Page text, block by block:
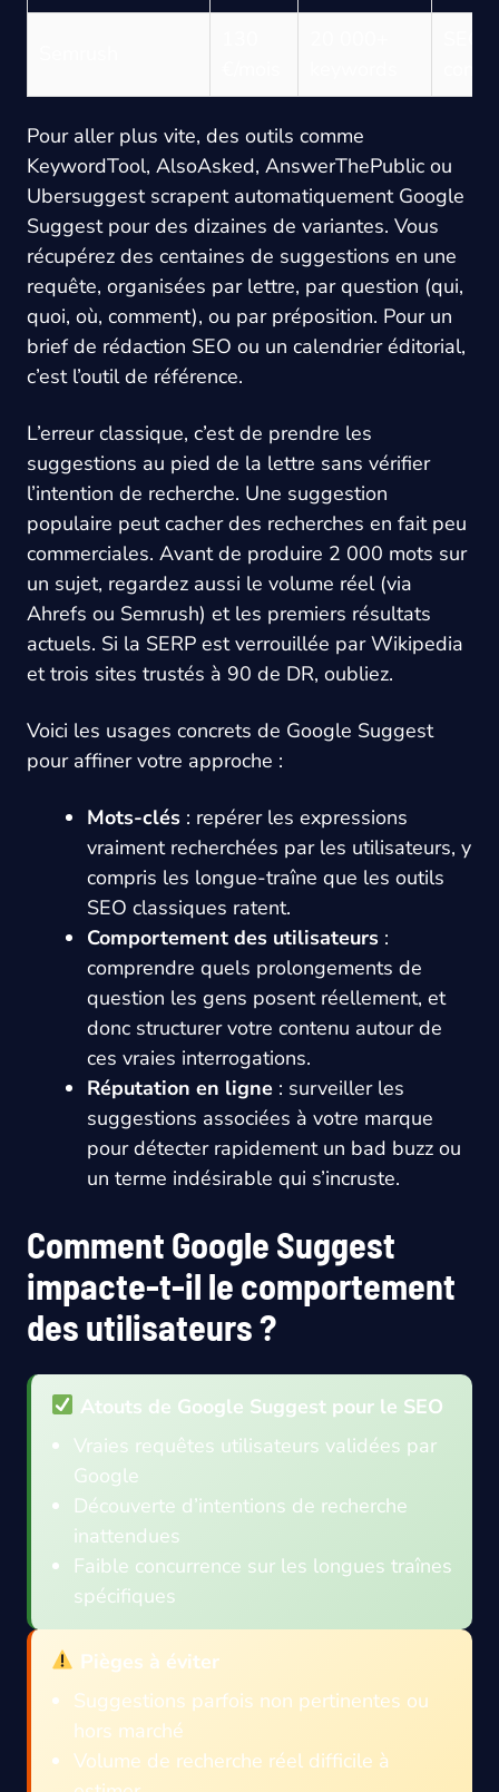
Pour aller plus vite, des outils comme
KeywordTool, AlsoAsked, AnswerThePublic ou
Ubersuggest scrapent automatiquement Google
Suggest pour des dizaines de variantes. Vous
récupérez des centaines de suggestions en une
requête, organisées par lettre, par question (qui,
quoi, où, comment), ou par préposition. Pour un
brief de rédaction SEO ou un calendrier éditorial,
c’est l’outil de référence.
L’erreur classique, c’est de prendre les
suggestions au pied de la lettre sans vérifier
l’intention de recherche. Une suggestion
populaire peut cacher des recherches en fait peu
commerciales. Avant de produire 2 000 mots sur
un sujet, regardez aussi le volume réel (via
Ahrefs ou Semrush) et les premiers résultats
actuels. Si la SERP est verrouillée par Wikipedia
et trois sites trustés à 90 de DR, oubliez.
Voici les usages concrets de Google Suggest
pour affiner votre approche :
Mots-clés : repérer les expressions
vraiment recherchées par les utilisateurs, y
compris les longue-traîne que les outils
SEO classiques ratent.
Comportement des utilisateurs :
comprendre quels prolongements de
question les gens posent réellement, et
donc structurer votre contenu autour de
ces vraies interrogations.
Réputation en ligne : surveiller les
suggestions associées à votre marque
pour détecter rapidement un bad buzz ou
un terme indésirable qui s’incruste.
Comment Google Suggest
impacte-t-il le comportement
des utilisateurs ?
Atouts de Google Suggest pour le SEO
Vraies requêtes utilisateurs validées par
Google
Découverte d’intentions de recherche
inattendues
Faible concurrence sur les longues traînes
spécifiques
Pièges à éviter
Suggestions parfois non pertinentes ou
hors marché
Volume de recherche réel difficile à